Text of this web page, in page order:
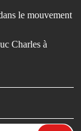
le mouvement
Charles à